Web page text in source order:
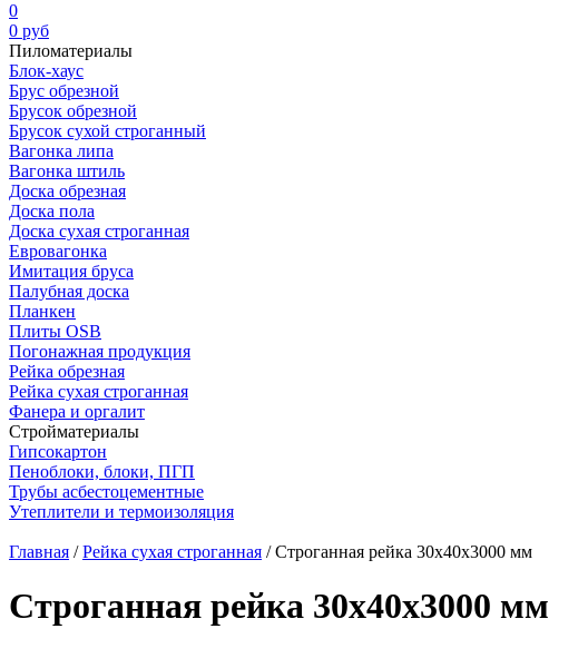
0
0 руб
Пиломатериалы
Блок-хаус
Брус обрезной
Брусок обрезной
Брусок сухой строганный
Вагонка липа
Вагонка штиль
Доска обрезная
Доска пола
Доска сухая строганная
Евровагонка
Имитация бруса
Палубная доска
Планкен
Плиты OSB
Погонажная продукция
Рейка обрезная
Рейка сухая строганная
Фанера и оргалит
Стройматериалы
Гипсокартон
Пеноблоки, блоки, ПГП
Трубы асбестоцементные
Утеплители и термоизоляция
Главная /Рейка сухая строганная / Строганная рейка 30x40x3000 мм
Строганная рейка 30x40x3000 мм